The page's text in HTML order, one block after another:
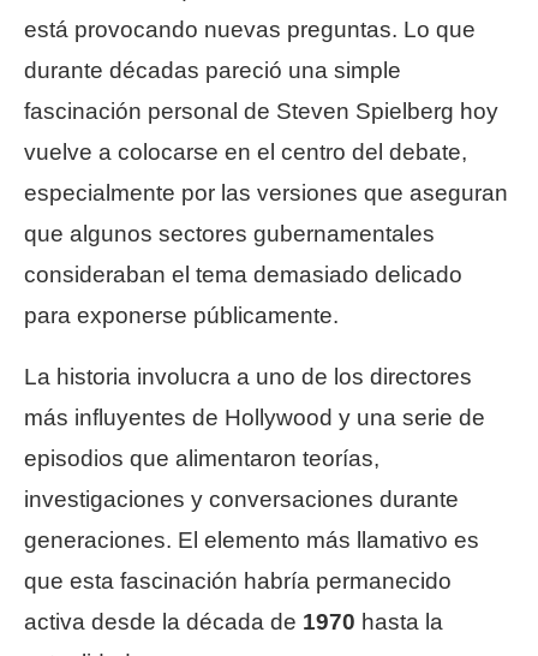
está provocando nuevas preguntas. Lo que
durante décadas pareció una simple
fascinación personal de Steven Spielberg hoy
vuelve a colocarse en el centro del debate,
especialmente por las versiones que aseguran
que algunos sectores gubernamentales
consideraban el tema demasiado delicado
para exponerse públicamente.
La historia involucra a uno de los directores
más influyentes de Hollywood y una serie de
episodios que alimentaron teorías,
investigaciones y conversaciones durante
generaciones. El elemento más llamativo es
que esta fascinación habría permanecido
activa desde la década de 1970 hasta la